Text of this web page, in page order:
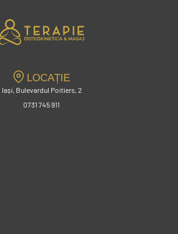
LOCAȚIE
Iași, Bulevardul Poitiers, 2
0731 745 911